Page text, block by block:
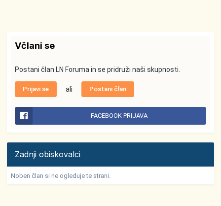
Včlani se
Postani član LN Foruma in se pridruži naši skupnosti.
Prijavi se ali Postani član
FACEBOOK PRIJAVA
Zadnji obiskovalci
Noben član si ne ogleduje te strani.